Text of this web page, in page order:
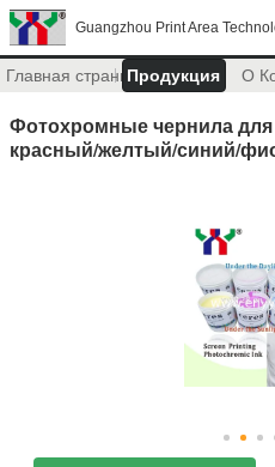
Guangzhou Print Area
Главная страницаПродукция О
Фотохромные чернила
красный/желтый/синий/